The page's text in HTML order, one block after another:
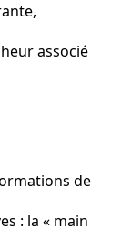
associé
de
: la « main